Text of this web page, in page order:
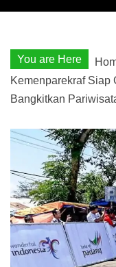
You are Here
Kemenparekraf Siap
Bangkitkan